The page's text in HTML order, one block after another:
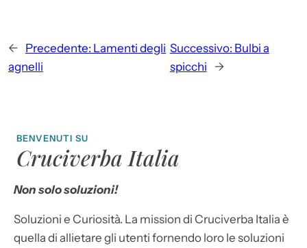
← Precedente: Lamenti degli
agnelli
Successivo: Bulbi a
spicchi
→
BENVENUTI SU
Cruciverba Italia
Non solo soluzioni!
Soluzioni e Curiosità. La mission di Cruciverba Italia è
quella di allietare gli utenti fornendo loro le soluzioni